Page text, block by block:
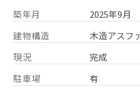
築年月
2025年9月
建物構造
木造アスフ
現況
完成
駐車場
有